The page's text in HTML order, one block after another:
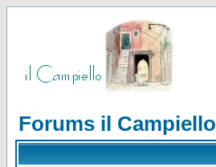
Forums il Campiello